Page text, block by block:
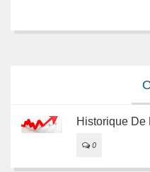
Historique De
0